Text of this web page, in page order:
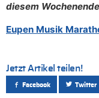
diesem
Eupen Musik
Jetzt Artikel teilen!
Facebook Twitter